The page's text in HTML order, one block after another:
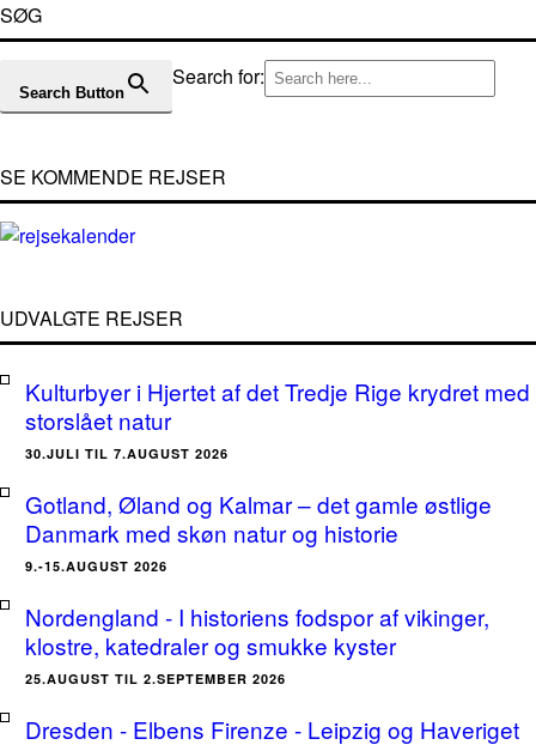
SØG
Search for:
Search Button
SE KOMMENDE REJSER
UDVALGTE REJSER
Kulturbyer i Hjertet af det Tredje Rige krydret med
storslået natur
30.JULI TIL 7.AUGUST 2026
Gotland, Øland og Kalmar – det gamle østlige
Danmark med skøn natur og historie
9.-15.AUGUST 2026
Nordengland - I historiens fodspor af vikinger,
klostre, katedraler og smukke kyster
25.AUGUST TIL 2.SEPTEMBER 2026
Dresden - Elbens Firenze - Leipzig og Haveriget